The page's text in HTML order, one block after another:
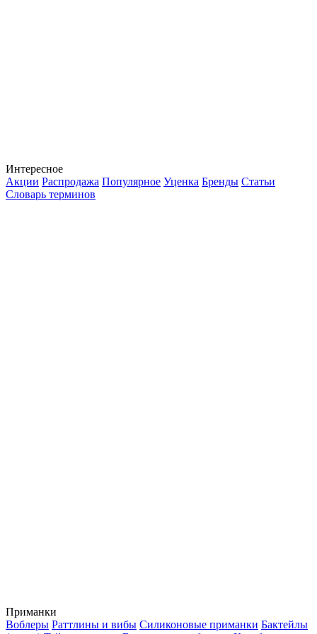
Интересное
Акции Распродажа Популярное Уценка Бренды Статьи
Словарь терминов
Приманки
Воблеры Раттлины и вибы Силиконовые приманки Бактейлы